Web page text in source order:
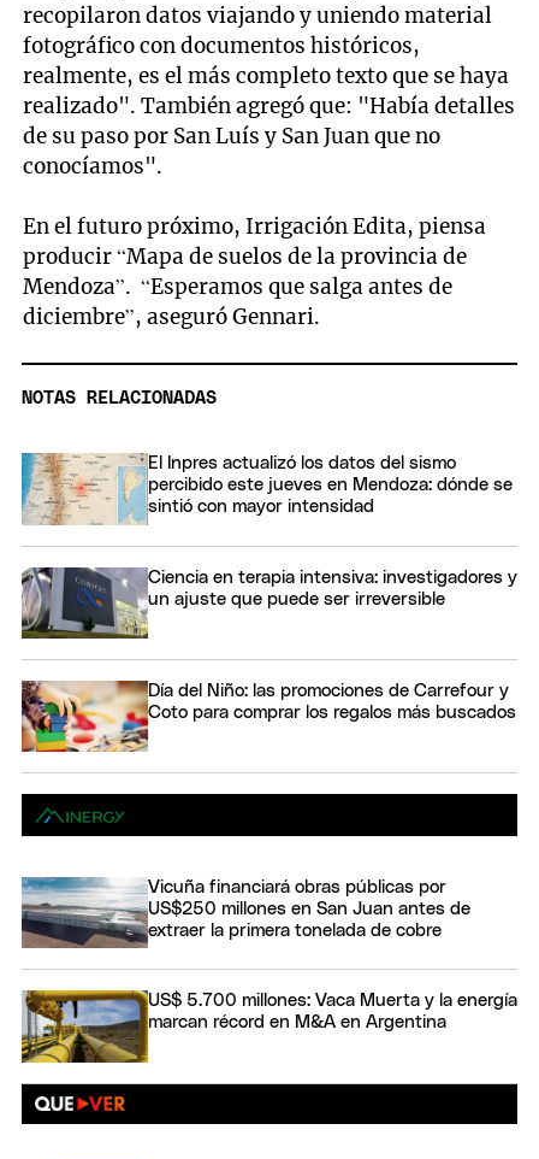
recopilaron datos viajando y uniendo material
fotográfico con documentos históricos,
realmente, es el más completo texto que se haya
realizado". También agregó que: "Había detalles
de su paso por San Luís y San Juan que no
conocíamos".
En el futuro próximo, Irrigación Edita, piensa
producir “Mapa de suelos de la provincia de
Mendoza”. “Esperamos que salga antes de
diciembre”, aseguró Gennari.
NOTAS RELACIONADAS
El Inpres actualizó los datos del sismo
percibido este jueves en Mendoza: dónde se
sintió con mayor intensidad
Ciencia en terapia intensiva: investigadores y
un ajuste que puede ser irreversible
Día del Niño: las promociones de Carrefour y
Coto para comprar los regalos más buscados
Vicuña financiará obras públicas por
US$250 millones en San Juan antes de
extraer la primera tonelada de cobre
US$ 5.700 millones: Vaca Muerta y la energía
marcan récord en M&A en Argentina